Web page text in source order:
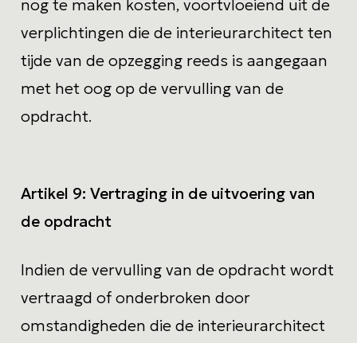
nog te maken kosten, voortvloeiend uit de
verplichtingen die de interieurarchitect ten
tijde van de opzegging reeds is aangegaan
met het oog op de vervulling van de
opdracht.
Artikel 9:Vertraging in de uitvoering van
de opdracht
Indien de vervulling van de opdracht wordt
vertraagd of onderbroken door
omstandigheden die de interieurarchitect